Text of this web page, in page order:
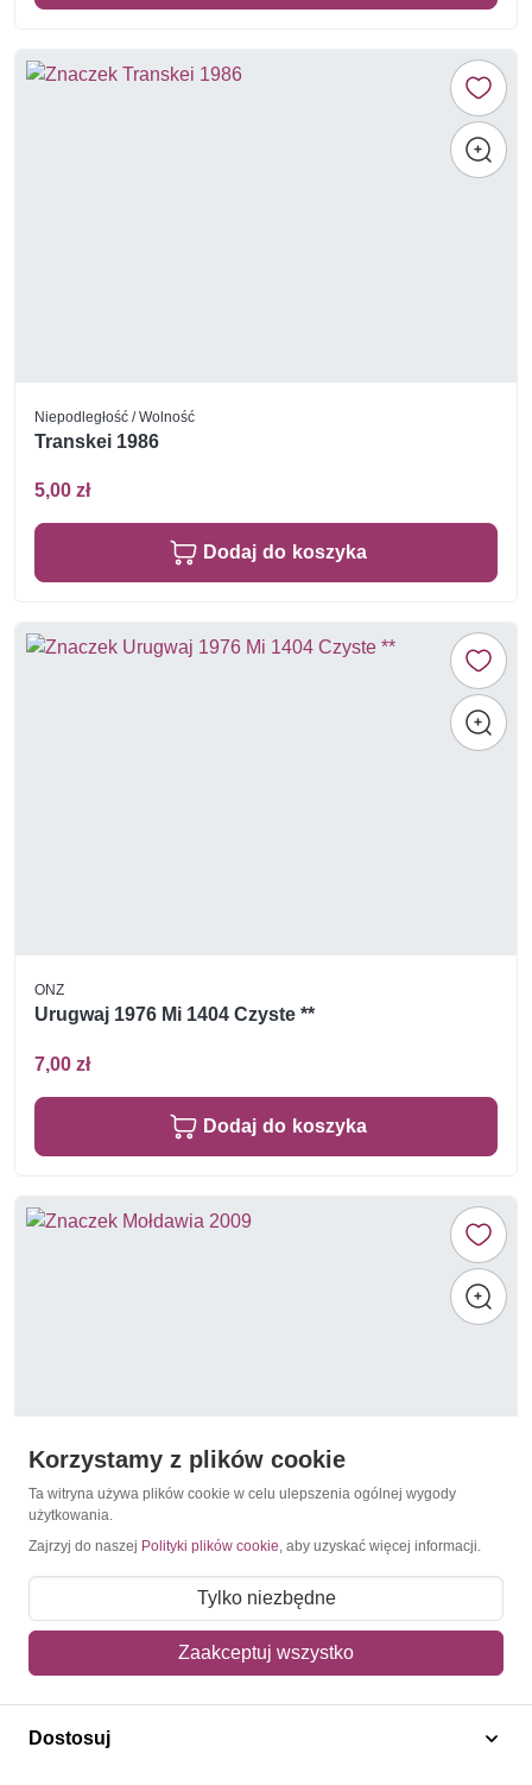
Niepodległość / Wolność
Transkei 1986
5,00 zł
Dodaj do koszyka
ONZ
Urugwaj 1976 Mi 1404 Czyste **
7,00 zł
Dodaj do koszyka
2,60 zł
Dodaj do koszyka
Korzystamy z plików cookie
Ta witryna używa plików cookie w celu ulepszenia ogólnej wygody
użytkowania.
Zajrzyj do naszej Polityki plików cookie, aby uzyskać więcej informacji.
Tylko niezbędne
Zaakceptuj wszystko
Dostosuj